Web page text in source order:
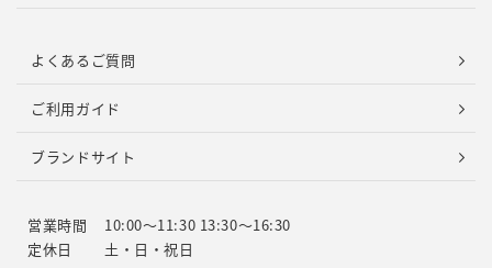
素材のこだわりを詳しく
よくあるご質問
ご利用ガイド
ブランドサイト
営業時間
10:00～11:30 13:30～16:30
定休日
土・日・祝日